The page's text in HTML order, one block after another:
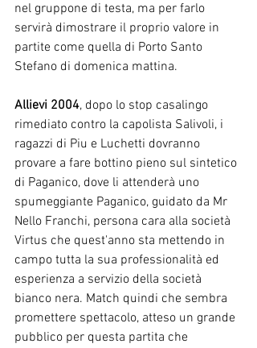
nel gruppone di testa, ma per farlo
servirà dimostrare il proprio valore in
partite come quella di Porto Santo
Stefano di domenica mattina.
Allievi 2004, dopo lo stop casalingo
rimediato contro la capolista Salivoli, i
ragazzi di Piu e Luchetti dovranno
provare a fare bottino pieno sul sintetico
di Paganico, dove li attenderà uno
spumeggiante Paganico, guidato da Mr
Nello Franchi, persona cara alla società
Virtus che quest'anno sta mettendo in
campo tutta la sua professionalità ed
esperienza a servizio della società
bianco nera. Match quindi che sembra
promettere spettacolo, atteso un grande
pubblico per questa partita che